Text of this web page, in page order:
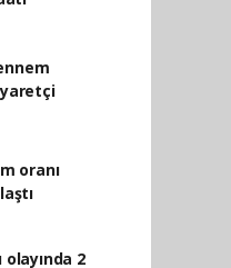
oranı
olayında 2